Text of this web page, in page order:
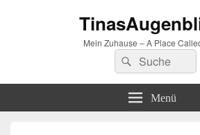
Mein Zuhause – A Place
Suchen
nach:
Suchen
Menü